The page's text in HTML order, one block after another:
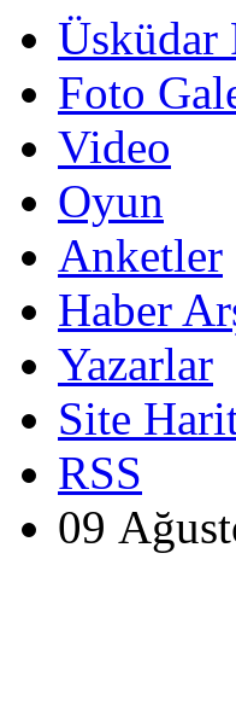
Üsküdar
Foto
Video
Oyun
Anketler
Haber
Yazarlar
Site
RSS
09